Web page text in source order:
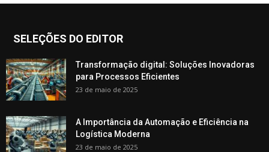
SELEÇÕES DO EDITOR
Transformação digital: Soluções Inovadoras
para Processos Eficientes
23 de maio de 2025
A Importância da Automação e Eficiência na
Logística Moderna
23 de maio de 2025